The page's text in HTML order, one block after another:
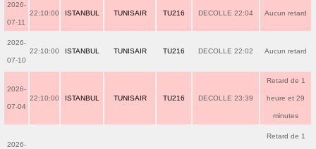
2026-
07-11
22:10:00 ISTANBUL TUNISAIR TU216 DECOLLE 22:04 Aucun retard
2026-
07-10
22:10:00 ISTANBUL TUNISAIR TU216 DECOLLE 22:02 Aucun retard
2026-
07-04
22:10:00 ISTANBUL TUNISAIR TU216 DECOLLE 23:39
Retard de 1
heure et 29
minutes
2026-
Retard de 1